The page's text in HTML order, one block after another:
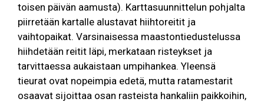
toisen päivän aamusta). Karttasuunnittelun pohjalta
piirretään kartalle alustavat hiihtoreitit ja
vaihtopaikat. Varsinaisessa maastontiedustelussa
hiihdetään reitit läpi, merkataan risteykset ja
tarvittaessa aukaistaan umpihankea. Yleensä
tieurat ovat nopeimpia edetä, mutta ratamestarit
osaavat sijoittaa osan rasteista hankaliin paikkoihin,